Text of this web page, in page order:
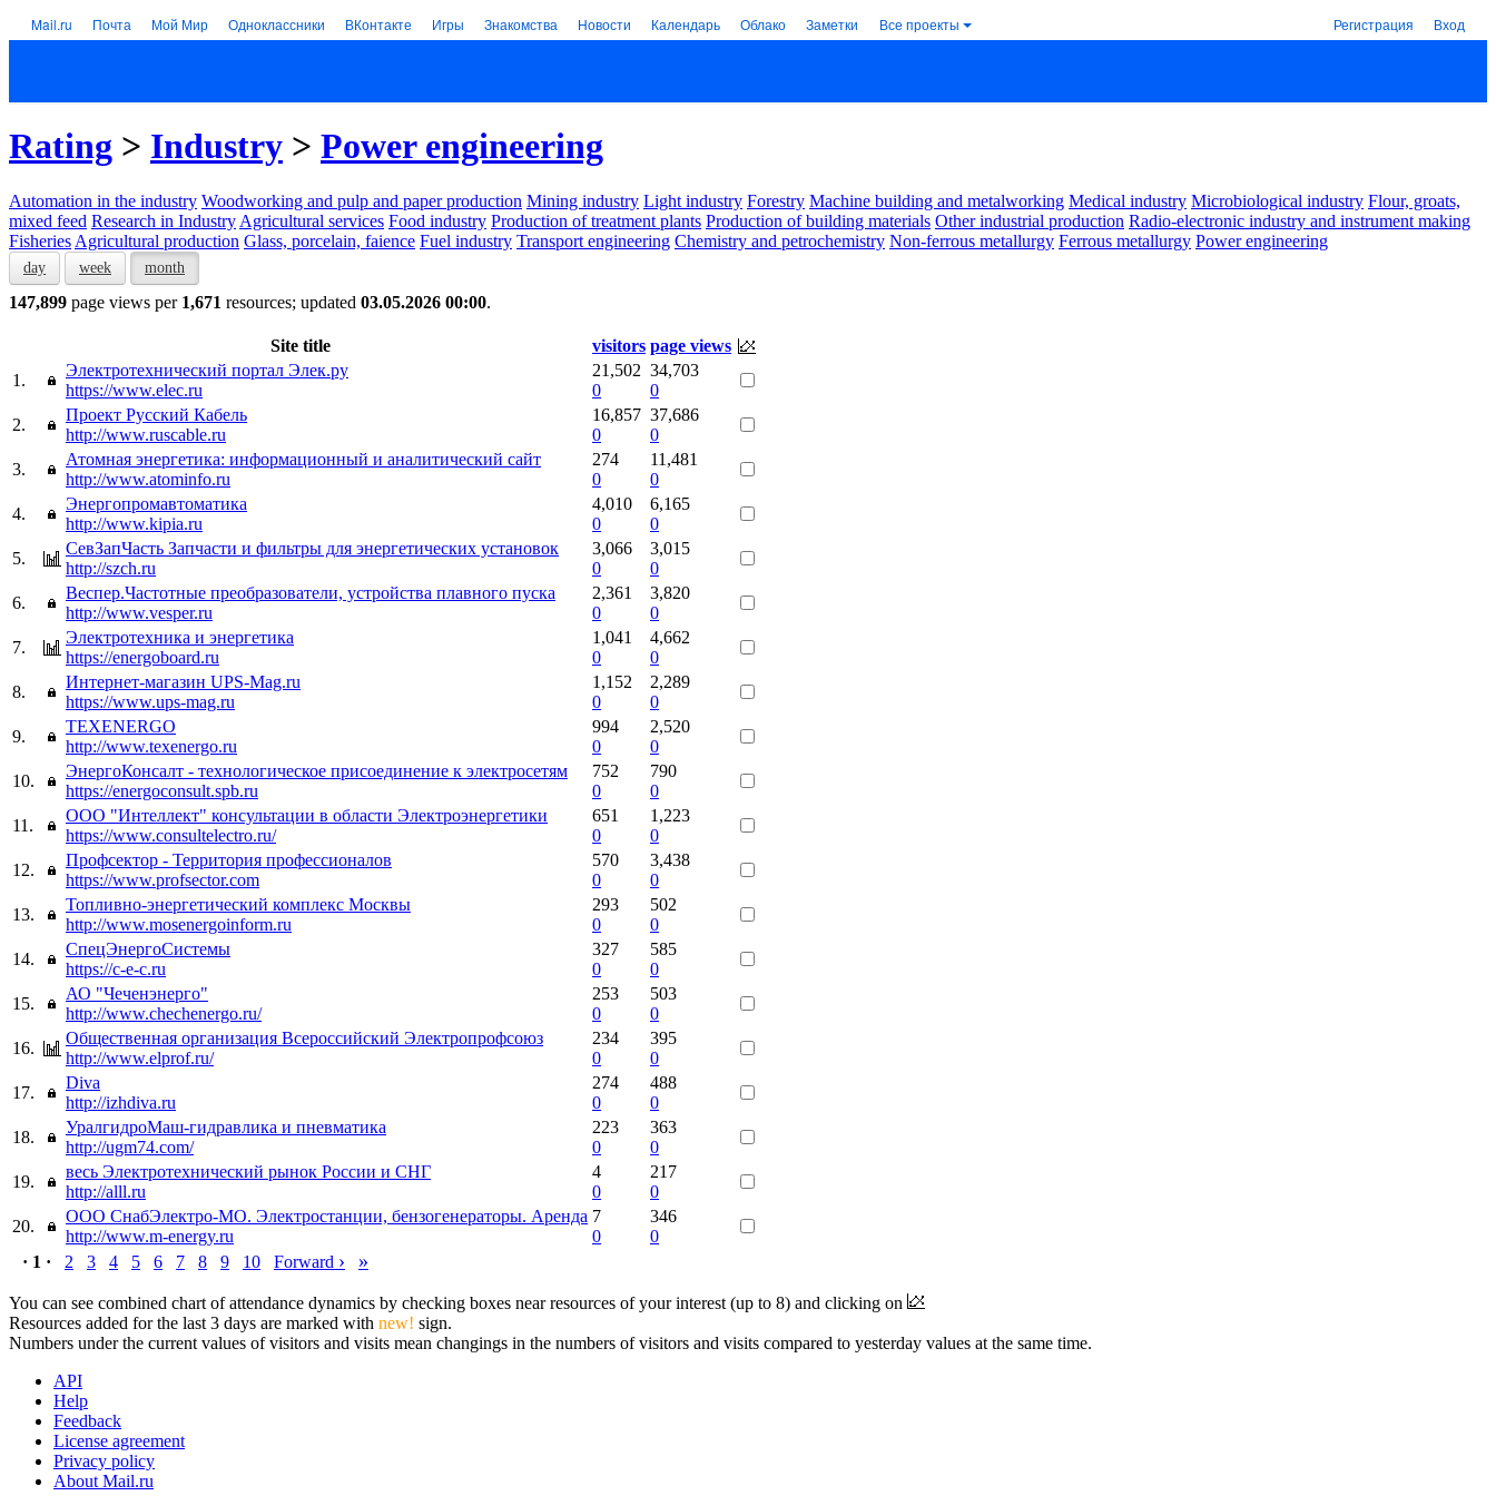
Mail.ru Почта Мой Мир Одноклассники ВКонтакте Игры Знакомства Новости Календарь Облако Заметки Все проекты Регистрация Вход
Rating > Industry > Power engineering
Automation in the industry Woodworking and pulp and paper production Mining industry Light industry Forestry Machine building and metalworking Medical industry Microbiological industry Flour, groats,
mixed feed Research in Industry Agricultural services Food industry Production of treatment plants Production of building materials Other industrial production Radio-electronic industry and instrument making
Fisheries Agricultural production Glass, porcelain, faience Fuel industry Transport engineering Chemistry and petrochemistry Non-ferrous metallurgy Ferrous metallurgy Power engineering
day week month
147,899 page views per 1,671 resources; updated 03.05.2026 00:00.
Site title visitors page views
1.
Электротехнический портал Элек.ру
https://www.elec.ru
21,502
0
34,703
0
2.
Проект Русский Кабель
http://www.ruscable.ru
16,857
0
37,686
0
3.
Атомная энергетика: информационный и аналитический сайт
http://www.atominfo.ru
274
0
11,481
0
4.
Энергопромавтоматика
http://www.kipia.ru
4,010
0
6,165
0
5.
СевЗапЧасть Запчасти и фильтры для энергетических установок
http://szch.ru
3,066
0
3,015
0
6.
Веспер.Частотные преобразователи, устройства плавного пуска
http://www.vesper.ru
2,361
0
3,820
0
7.
Электротехника и энергетика
https://energoboard.ru
1,041
0
4,662
0
8.
Интернет-магазин UPS-Mag.ru
https://www.ups-mag.ru
1,152
0
2,289
0
9.
TEXENERGO
http://www.texenergo.ru
994
0
2,520
0
10.
ЭнергоКонсалт - технологическое присоединение к электросетям
https://energoconsult.spb.ru
752
0
790
0
11.
ООО "Интеллект" консультации в области Электроэнергетики
https://www.consultelectro.ru/
651
0
1,223
0
12.
Профсектор - Территория профессионалов
https://www.profsector.com
570
0
3,438
0
13.
Топливно-энергетический комплекс Москвы
http://www.mosenergoinform.ru
293
0
502
0
14.
СпецЭнергоСистемы
https://c-e-c.ru
327
0
585
0
15.
АО "Чеченэнерго"
http://www.chechenergo.ru/
253
0
503
0
16.
Общественная организация Всероссийский Электропрофсоюз
http://www.elprof.ru/
234
0
395
0
17.
Diva
http://izhdiva.ru
274
0
488
0
18.
УралгидроМаш-гидравлика и пневматика
http://ugm74.com/
223
0
363
0
19.
весь Электротехнический рынок России и СНГ
http://alll.ru
4
0
217
0
20.
ООО СнабЭлектро-МО. Электростанции, бензогенераторы. Аренда
http://www.m-energy.ru
7
0
346
0
· 1 ·
2 3 4 5 6 7 8 9 10 Forward › »
You can see combined chart of attendance dynamics by checking boxes near resources of your interest (up to 8) and clicking on
Resources added for the last 3 days are marked with new! sign.
Numbers under the current values of visitors and visits mean changings in the numbers of visitors and visits compared to yesterday values at the same time.
API
Help
Feedback
License agreement
Privacy policy
About Mail.ru